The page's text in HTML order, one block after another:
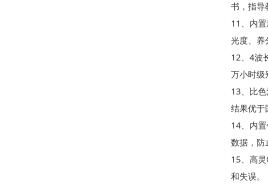
书，指导
11、内
光度、养
12、4波
万小时级
13、比
结果优于
14、内
数据，防
15、高
和失误。